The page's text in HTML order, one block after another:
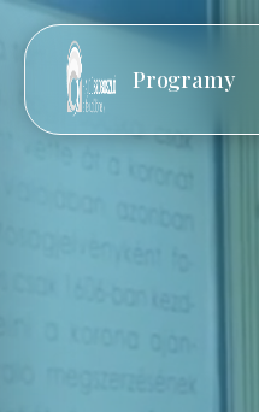
Programy